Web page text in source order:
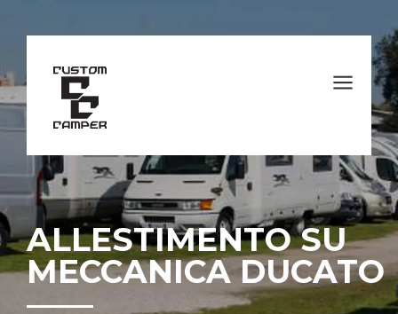
ALLESTIMENTO SU
MECCANICA DUCATO